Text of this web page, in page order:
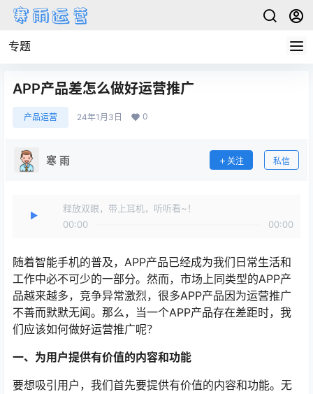
专题
APP产品差怎么做好运营推广
产品运营 24年1月3日 0
寒 雨 关注 私信
释放双眼，带上耳机，听听看~！
00:00
00:00
随着智能手机的普及，APP产品已经成为我们日常生活和
工作中必不可少的一部分。然而，市场上同类型的APP产
品越来越多，竞争异常激烈，很多APP产品因为运营推广
不善而默默无闻。那么，当一个APP产品存在差距时，我
们应该如何做好运营推广呢？
一、为用户提供有价值的内容和功能
要想吸引用户，我们首先要提供有价值的内容和功能。无